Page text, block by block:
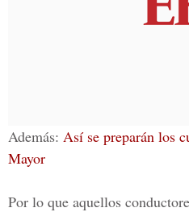
Además: Así se preparán los
Mayor
Por lo que aquellos